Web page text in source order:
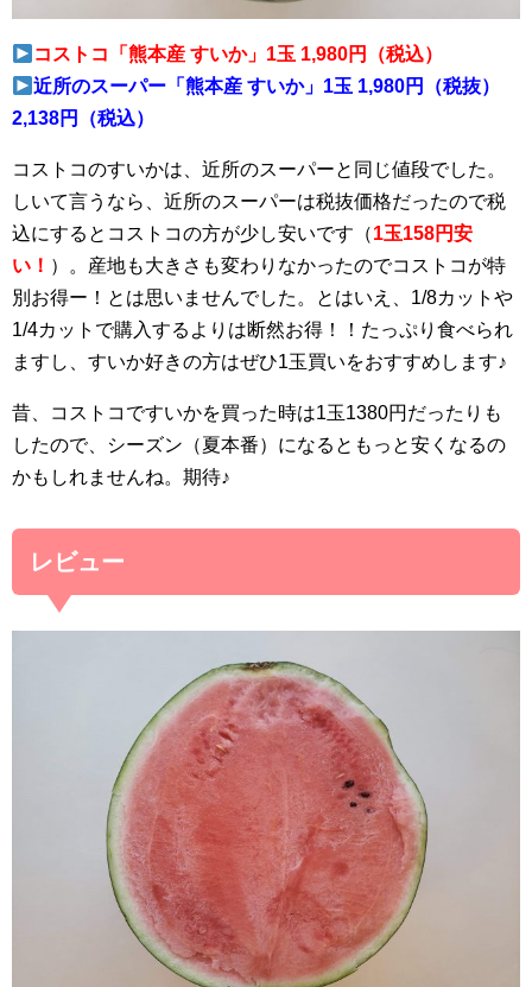
コストコ「熊本産 すいか」1玉 1,980円（税込）
近所のスーパー「熊本産 すいか」1玉 1,980円（税抜）
2,138円（税込）
コストコのすいかは、近所のスーパーと同じ値段でした。
しいて言うなら、近所のスーパーは税抜価格だったので税
込にするとコストコの方が少し安いです（1玉158円安
い！ ）。産地も大きさも変わりなかったのでコストコが特
別お得ー！とは思いませんでした。とはいえ、1/8カットや
1/4カットで購入するよりは断然お得！！たっぷり食べられ
ますし、すいか好きの方はぜひ1玉買いをおすすめします♪
昔、コストコですいかを買った時は1玉1380円だったりも
したので、シーズン（夏本番）になるともっと安くなるの
かもしれませんね。期待♪
レビュー